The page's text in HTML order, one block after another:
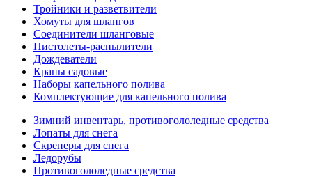
Тройники и разветвители
Хомуты для шлангов
Соединители шланговые
Пистолеты-распылители
Дождеватели
Краны садовые
Наборы капельного полива
Комплектующие для капельного полива
Зимний инвентарь, противогололедные средства
Лопаты для снега
Скреперы для снега
Ледорубы
Противогололедные средства